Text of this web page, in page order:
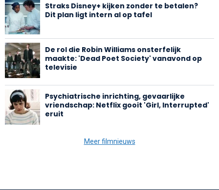
Straks Disney+ kijken zonder te betalen?
Dit plan ligt intern al op tafel
De rol die Robin Williams onsterfelijk
maakte: 'Dead Poet Society' vanavond op
televisie
Psychiatrische inrichting, gevaarlijke
vriendschap: Netflix gooit 'Girl, Interrupted'
eruit
Meer filmnieuws